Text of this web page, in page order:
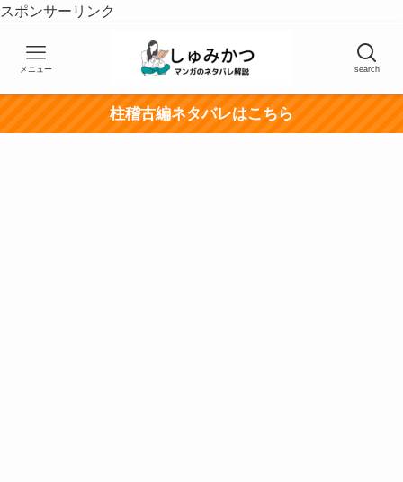
スポンサーリンク
search
メニュー
柱稽古編ネタバレはこちら